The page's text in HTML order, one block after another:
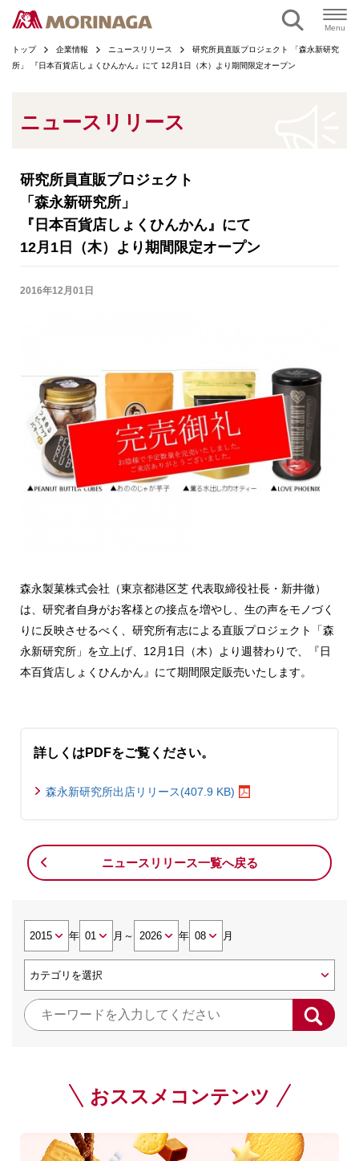
Menu
トップ 企業情報 ニュースリリース
研究所員直販プロジェクト 「森永新研究
所」 『日本百貨店しょくひんかん』にて 12月1日（木）より期間限定オープン
ニュースリリース
研究所員直販プロジェクト
「森永新研究所」
『日本百貨店しょくひんかん』にて
12月1日（木）より期間限定オープン
2016年12月01日
森永製菓株式会社（東京都港区芝 代表取締役社長・新井徹）
は、研究者自身がお客様との接点を増やし、生の声をモノづく
りに反映させるべく、研究所有志による直販プロジェクト「森
永新研究所」を立上げ、12月1日（木）より週替わりで、『日
本百貨店しょくひんかん』にて期間限定販売いたします。
詳しくはPDFをご覧ください。
森永新研究所出店リリース(407.9 KB)
ニュースリリース一覧へ戻る
年 月 ～ 年 月
おススメコンテンツ